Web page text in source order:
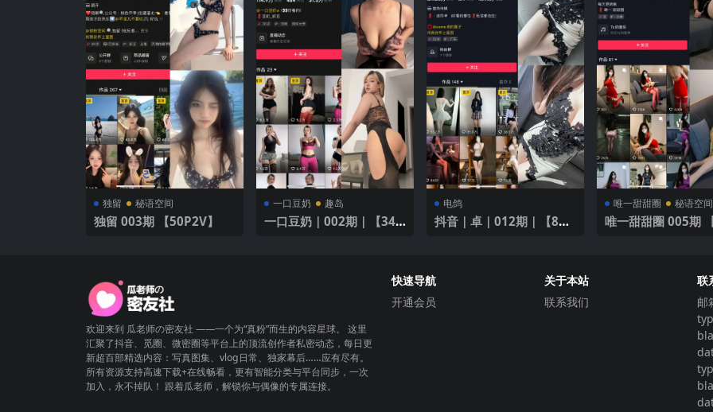
独留 秘语空间
独留 003期 【50P2V】
一口豆奶 趣岛
一口豆奶｜002期｜【34
电鸽
抖音｜卓｜012期｜【8P3
唯一甜甜圈 秘语空间
唯一甜甜圈 005期
欢迎来到 瓜老师の密友社 ——一个为“真粉”而生的内容星球。 这里
汇聚了抖音、觅圈、微密圈等平台上的顶流创作者私密动态，每日更
新超百部精选内容：写真图集、vlog日常、独家幕后……应有尽有。
所有资源支持高速下载+在线畅看，更有智能分类与平台同步，一次
加入，永不掉队！ 跟着瓜老师，解锁你与偶像的专属连接。
快速导航
开通会员
关于本站
联系我们
联
邮